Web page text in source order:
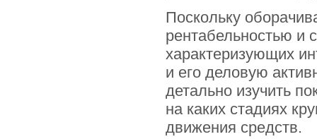
Поскольку
рентабельностью и
характеризующих
и его деловую
детально изучить
на каких стадиях
движения средств.